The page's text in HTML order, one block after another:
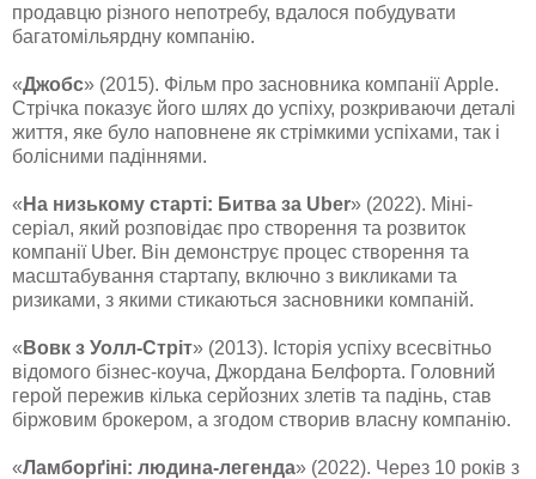
продавцю різного непотребу, вдалося побудувати
багатомільярдну компанію.
«Джобс» (2015). Фільм про засновника компанії Apple.
Стрічка показує його шлях до успіху, розкриваючи деталі
життя, яке було наповнене як стрімкими успіхами, так і
болісними падіннями.
« На низькому старті: Битва за Uber» (2022). Міні-
серіал, який розповідає про створення та розвиток
компанії Uber. Він демонструє процес створення та
масштабування стартапу, включно з викликами та
ризиками, з якими стикаються засновники компаній.
« Вовк з Уолл-Стріт» (2013). Історія успіху всесвітньо
відомого бізнес-коуча, Джордана Белфорта. Головний
герой пережив кілька серйозних злетів та падінь, став
біржовим брокером, а згодом створив власну компанію.
«Ламборґіні: людина-легенда» (2022). Через 10 років з